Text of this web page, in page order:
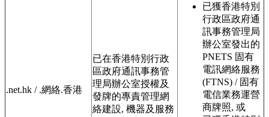
.net.hk / .網絡.香港
已在香港特別行政
區政府通訊事務管
理局辦公室授權及
發牌的專責管理網
絡建設, 機器及服務
已獲香港特別
行政區政府通
訊事務管理局
辦公室發出的
PNETS 固有
電訊網絡服務
(FTNS) / 固有
電信業務運營
商牌照, 或